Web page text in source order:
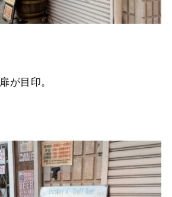
が目印。